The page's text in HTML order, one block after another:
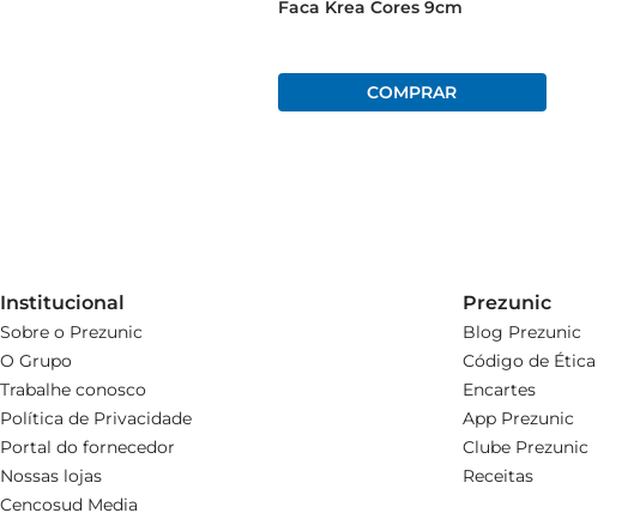
Faca Krea Cores 9cm
Institucional
Sobre o Prezunic
O Grupo
Trabalhe conosco
Política de Privacidade
Portal do fornecedor
Nossas lojas
Cencosud Media
Prezunic
Blog Prezunic
Código de Ética
Encartes
App Prezunic
Clube Prezunic
Receitas